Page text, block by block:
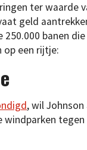
ter waarde
geld
250.000 banen
op een rijtje:
, wil
tegen